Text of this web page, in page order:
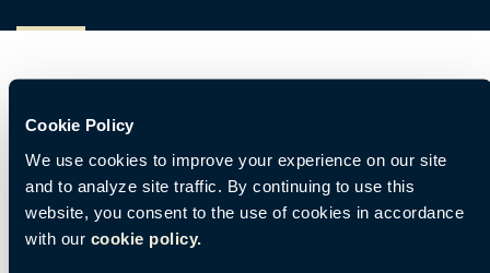
Cookie Policy
We use cookies to improve your experience on our site
and to analyze site traffic. By continuing to use this
website, you consent to the use of cookies in accordance
with our cookie policy.
Aperçu de BuzziCactus